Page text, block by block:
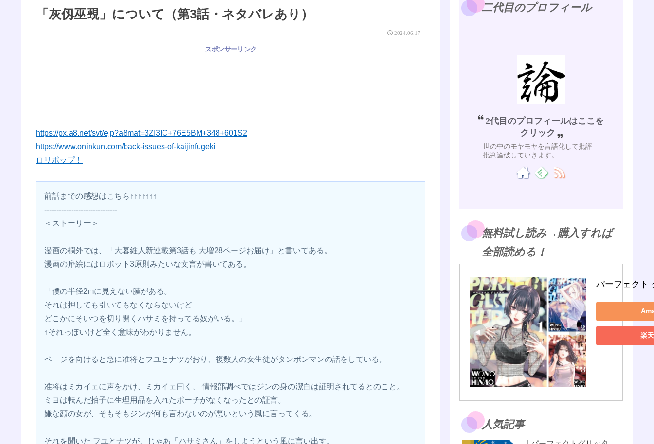
「灰仭巫覡」について（第3話・ネタバレあり）
2024.06.17
スポンサーリンク
https://px.a8.net/svt/ejp?a8mat=3ZI3IC+76E5BM+348+601S2
https://www.oninkun.com/back-issues-of-kaijinfugeki
ロリポップ！
前話までの感想はこちら↑↑↑↑↑↑↑
------------------------------
＜ストーリー＞
漫画の欄外では、「大暮維人新連載第3話も 大増28ページお届け」と書いてある。
漫画の扉絵にはロボット3原則みたいな文言が書いてある。
「僕の半径2mに見えない膜がある。
それは押しても引いてもなくならないけど
どこかにそいつを切り開くハサミを持ってる奴がいる。」
↑それっぽいけど全く意味がわかりません。
ページを向けると急に准将とフユとナツがおり、複数人の女生徒がタンポンマンの話をしている。
准将はミカイェに声をかけ、ミカイェ曰く、 情報部調べではジンの身の潔白は証明されてるとのこと。
ミヨは転んだ拍子に生理用品を入れたポーチがなくなったとの証言。
嫌な顔の女が、そもそもジンが何も言わないのが悪いという風に言ってくる。
それを聞いた フユとナツが、じゃあ「ハサミさん」をしようという風に言い出す。
二代目のプロフィール
2代目のプロフィールはここを
クリック
世の中のモヤモヤを言語化して批評
批判論破していきます。
無料試し読み→購入すれば
全部読める！
パーフェクト
楽
人気記事